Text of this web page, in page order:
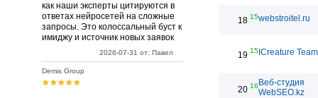
как наши эксперты цитируются в
ответах нейросетей на сложные
запросы. Это колоссальный буст к
имиджу и источник новых заявок
2026-07-31 от: Павел
Demis Group
18 15webstroitel.ru
19 15 ICreature Team
20 16 Веб-студия
WebSEO.kz